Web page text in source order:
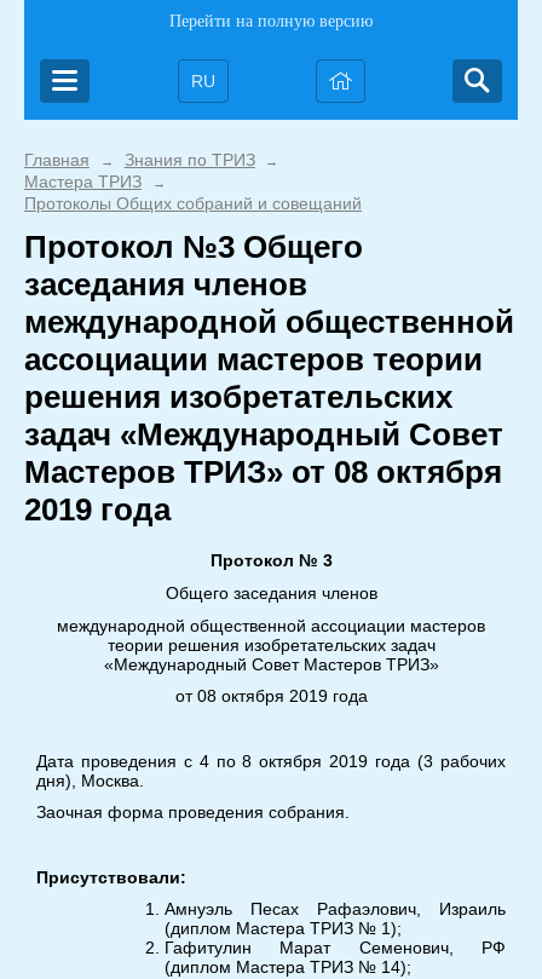
Перейти на полную версию
RU
Главная → Знания по ТРИЗ →
Мастера ТРИЗ →
Протоколы Общих собраний и совещаний
Протокол №3 Общего
заседания членов
международной общественной
ассоциации мастеров теории
решения изобретательских
задач «Международный Совет
Мастеров ТРИЗ» от 08 октября
2019 года
Протокол № 3
Общего заседания членов
международной общественной ассоциации мастеров
теории решения изобретательских задач
«Международный Совет Мастеров ТРИЗ»
от 08 октября 2019 года
Дата проведения с 4 по 8 октября 2019 года (3 рабочих
дня), Москва.
Заочная форма проведения собрания.
Присутствовали:
Амнуэль Песах Рафаэлович, Израиль
(диплом Мастера ТРИЗ № 1);
Гафитулин Марат Семенович, РФ
(диплом Мастера ТРИЗ № 14);